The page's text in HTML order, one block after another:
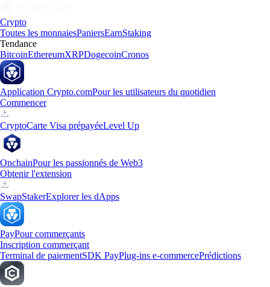
Crypto
Toutes les monnaiesPaniersEarnStaking
Tendance
BitcoinEthereumXRPDogecoinCronos
Application Crypto.comPour les utilisateurs du quotidien
Commencer
CryptoCarte Visa prépayéeLevel Up
OnchainPour les passionnés de Web3
Obtenir l'extension
SwapStakerExplorer les dApps
PayPour commerçants
Inscription commerçant
Terminal de paiementSDK PayPlug-ins e-commercePrédictions